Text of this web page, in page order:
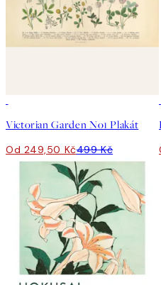
Victorian Garden No1 Plakát
Od 249,50 Kč499 Kč